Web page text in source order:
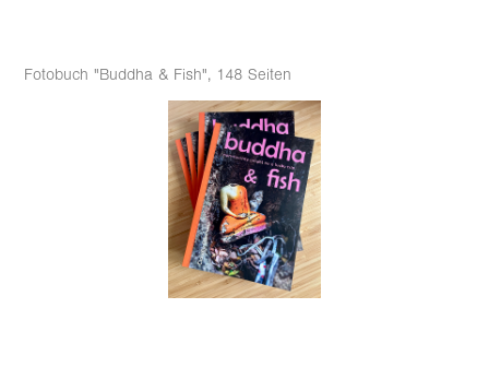
Fotobuch "Buddha & Fish", 148 Seiten